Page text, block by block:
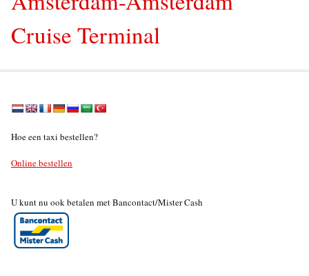
Cruise Terminal
Hoe een taxi bestellen?
Online bestellen
U kunt nu ook betalen met Bancontact/Mister Cash